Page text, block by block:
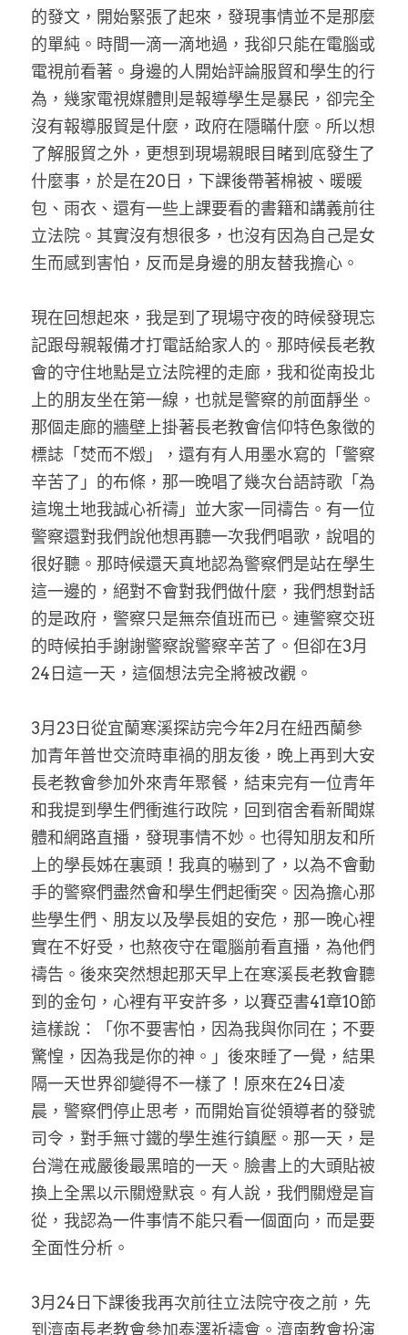
的發文，開始緊張了起來，發現事情並不是那麼
的單純。時間一滴一滴地過，我卻只能在電腦或
電視前看著。身邊的人開始評論服貿和學生的行
為，幾家電視媒體則是報導學生是暴民，卻完全
沒有報導服貿是什麼，政府在隱瞞什麼。所以想
了解服貿之外，更想到現場親眼目睹到底發生了
什麼事，於是在20日，下課後帶著棉被、暖暖
包、雨衣、還有一些上課要看的書籍和講義前往
立法院。其實沒有想很多，也沒有因為自己是女
生而感到害怕，反而是身邊的朋友替我擔心。
現在回想起來，我是到了現場守夜的時候發現忘
記跟母親報備才打電話給家人的。那時候長老教
會的守住地點是立法院裡的走廊，我和從南投北
上的朋友坐在第一線，也就是警察的前面靜坐。
那個走廊的牆壁上掛著長老教會信仰特色象徵的
標誌「焚而不燬」，還有有人用墨水寫的「警察
辛苦了」的布條，那一晚唱了幾次台語詩歌「為
這塊土地我誠心祈禱」並大家一同禱告。有一位
警察還對我們說他想再聽一次我們唱歌，說唱的
很好聽。那時候還天真地認為警察們是站在學生
這一邊的，絕對不會對我們做什麼，我們想對話
的是政府，警察只是無奈值班而已。連警察交班
的時候拍手謝謝警察說警察辛苦了。但卻在3月
24日這一天，這個想法完全將被改觀。
3月23日從宜蘭寒溪探訪完今年2月在紐西蘭參
加青年普世交流時車禍的朋友後，晚上再到大安
長老教會參加外來青年聚餐，結束完有一位青年
和我提到學生們衝進行政院，回到宿舍看新聞媒
體和網路直播，發現事情不妙。也得知朋友和所
上的學長姊在裏頭！我真的嚇到了，以為不會動
手的警察們盡然會和學生們起衝突。因為擔心那
些學生們、朋友以及學長姐的安危，那一晚心裡
實在不好受，也熬夜守在電腦前看直播，為他們
禱告。後來突然想起那天早上在寒溪長老教會聽
到的金句，心裡有平安許多，以賽亞書41章10節
這樣說：「你不要害怕，因為我與你同在；不要
驚惶，因為我是你的神。」後來睡了一覺，結果
隔一天世界卻變得不一樣了！原來在24日凌
晨，警察們停止思考，而開始盲從領導者的發號
司令，對手無寸鐵的學生進行鎮壓。那一天，是
台灣在戒嚴後最黑暗的一天。臉書上的大頭貼被
換上全黑以示關燈默哀。有人說，我們關燈是盲
從，我認為一件事情不能只看一個面向，而是要
全面性分析。
3月24日下課後我再次前往立法院守夜之前，先
到濟南長老教會參加泰澤祈禱會。濟南教會扮演